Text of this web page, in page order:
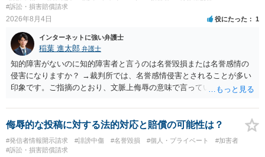
#訴訟・損害賠償請求
2026年8月4日 役にたった 1
インターネットに強い弁護士
稲葉 進太郎 弁護士
知的障害がないのに知的障害者と言うのは名誉毀損または名誉感情の
侵害になりますか？ →裁判所では、名誉感情侵害とされることが多い
印象です。ご指摘のとおり、文脈上侮辱の意味で言っている点も加味
侮辱的な投稿に対する法的対応と賠償の可能性は？
#発信者情報開示請求 #誹謗中傷 #名誉毀損 #個人・プライベート
#加害者
#訴訟・損害賠償請求